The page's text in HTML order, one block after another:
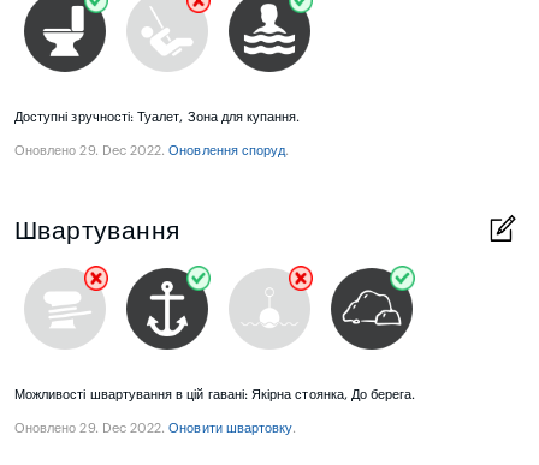
Доступні зручності: Туалет, Зона для купання.
Оновлено 29. Dec 2022.Оновлення споруд.
Швартування
Можливості швартування в цій гавані: Якірна стоянка, До берега.
Оновлено 29. Dec 2022.Оновити швартовку.